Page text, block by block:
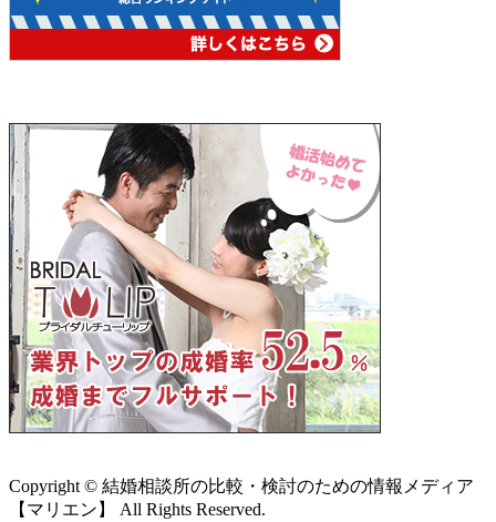
Copyright © 結婚相談所の比較・検討のための情報メディア
【マリエン】 All Rights Reserved.